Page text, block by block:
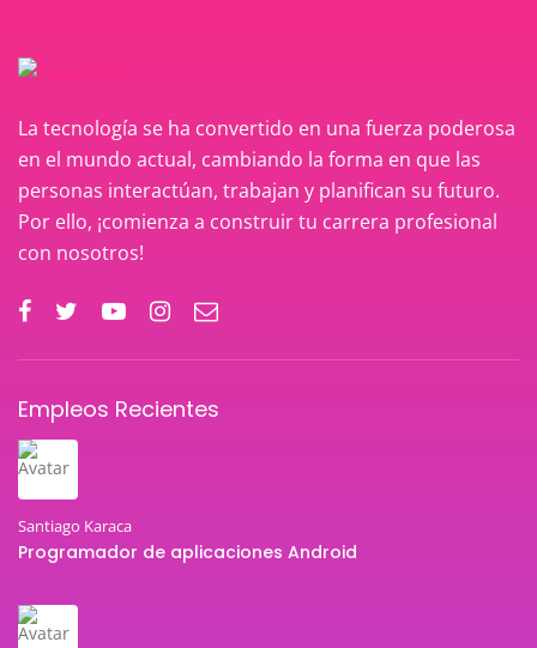
La tecnología se ha convertido en una fuerza poderosa
en el mundo actual, cambiando la forma en que las
personas interactúan, trabajan y planifican su futuro.
Por ello, ¡comienza a construir tu carrera profesional
con nosotros!
Empleos Recientes
Santiago Karaca
Programador de aplicaciones Android